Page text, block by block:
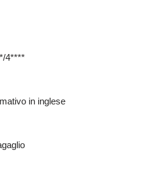
4****
in inglese